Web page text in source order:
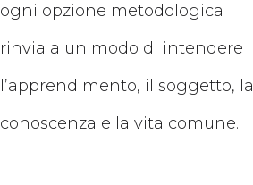
ogni opzione metodologica
rinvia a un modo di intendere
l’apprendimento, il soggetto, la
conoscenza e la vita comune.